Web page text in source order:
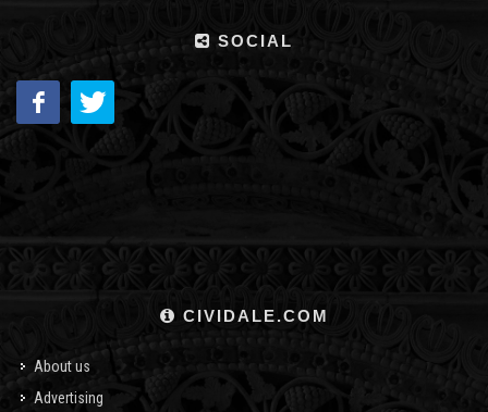
SOCIAL
CIVIDALE.COM
About us
Advertising